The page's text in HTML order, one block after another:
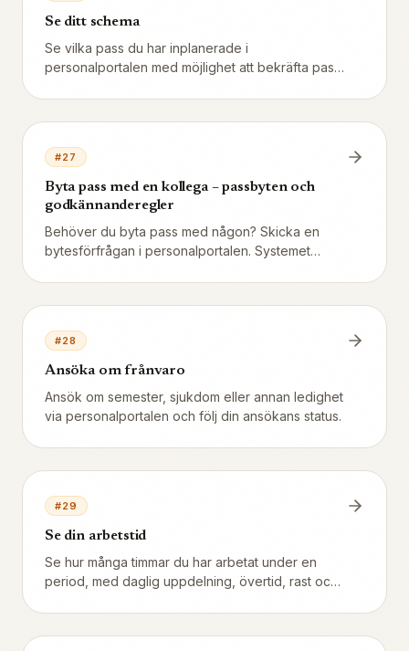
Se ditt schema
Se vilka pass du har inplanerade i
personalportalen med möjlighet att bekräfta pass
#27
Byta pass med en kollega – passbyten och
godkännanderegler
Behöver du byta pass med någon? Skicka en
bytesförfrågan i personalportalen. Systemet
godkännande.
#28
Ansöka om frånvaro
Ansök om semester, sjukdom eller annan ledighet
via personalportalen och följ din ansökans status.
#29
Se din arbetstid
Se hur många timmar du har arbetat under en
period, med daglig uppdelning, övertid, rast och